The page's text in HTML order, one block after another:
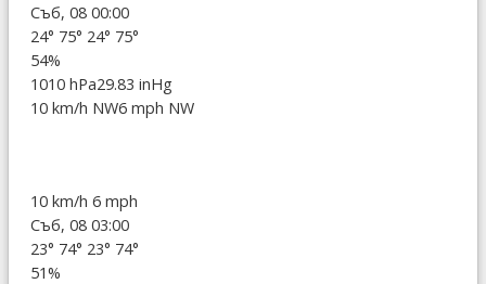
Съб, 08 00:00
24° 75° 24° 75°
54%
1010 hPa29.83 inHg
10 km/h NW6 mph NW
10 km/h 6 mph
Съб, 08 03:00
23° 74° 23° 74°
51%